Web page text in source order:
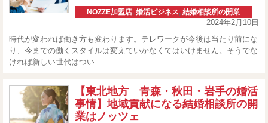
NOZZE加盟店, 婚活ビジネス, 結婚相談所の開業
2024年2月10日
時代が変われば働き方も変わります。テレワークが今後は当たり前にな
り、今までの働くスタイルは変えていかなくてはいけません。そうでな
ければ新しい世代はつい…
【東北地方 青森・秋田・岩手の婚活
事情】地域貢献になる結婚相談所の開
業はノッツェ